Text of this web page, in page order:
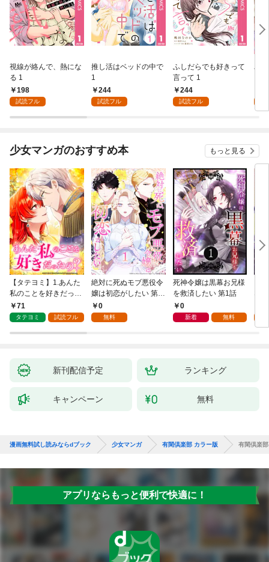
視線が絡んで、熱にな
る 1
198
試読フル
推し活はベッドの中で
1
244
試読フル
ふしだらでも好きって
言って 1
244
試読フル
パ
少女マンガのおすすめ本 もっと見る
【タテヨミ】1.あんた
私のことを好きだった
の？
71
タテヨミ 試読フル
絶対に死ぬモブ悪役令
嬢は初恋がしたい 第1
話0
無料
死神令嬢は黒幕お兄様
を救済したい 第1話
0
新着 無料
な
新刊配信予定 ランキング
キャンペーン 無料
漫画無料試し読みならdブック 少女マンガ 有閑倶楽部 カラー版 有閑倶楽
アプリならもっと便利で快適に！